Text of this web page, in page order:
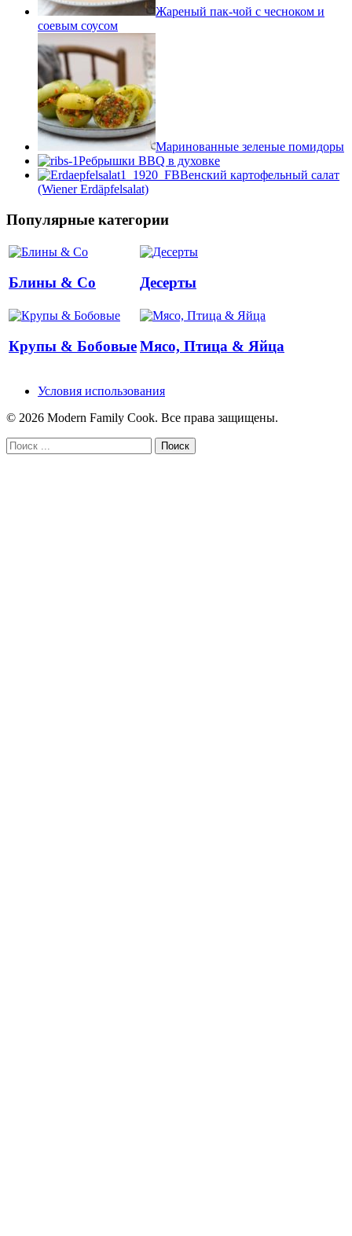
Жареный пак-чой с чесноком и
соевым соусом
Маринованные зеленые помидоры
Ребрышки BBQ в духовке
Венский картофельный салат
(Wiener Erdäpfelsalat)
Популярные категории
Блины & Co Десерты
Крупы & БобовыеМясо, Птица & Яйца
Условия использования
© 2026 Modern Family Cook. Все права защищены.